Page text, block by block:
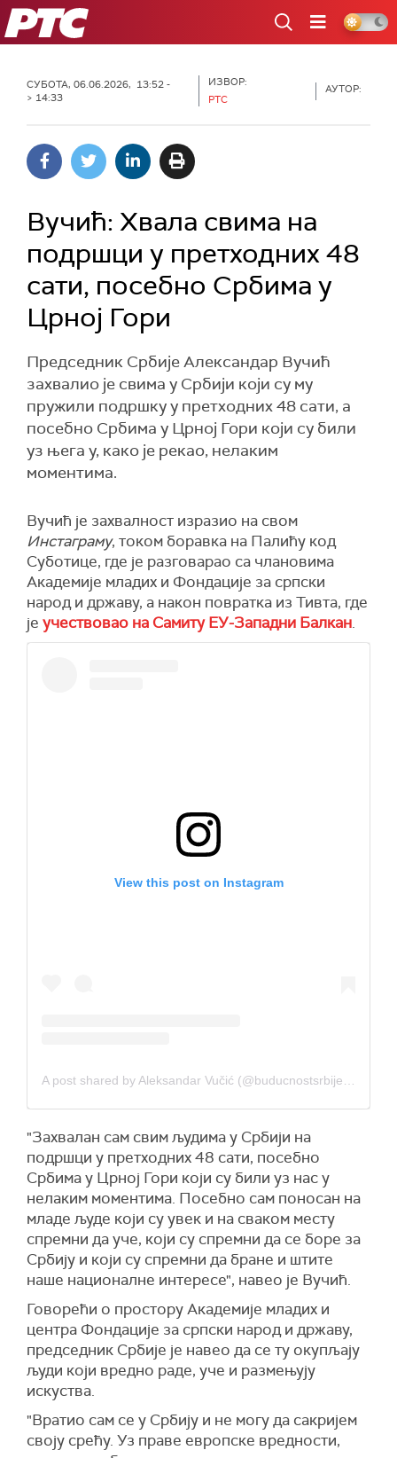
РТС
СУБОТА, 06.06.2026, 13:52 -
> 14:33
ИЗВОР:
РТС
АУТОР:
Вучић: Хвала свима на
подршци у претходних 48
сати, посебно Србима у
Црној Гори
Председник Србије Александар Вучић
захвалио је свима у Србији који су му
пружили подршку у претходних 48 сати, а
посебно Србима у Црној Гори који су били
уз њега у, како је рекао, нелаким
моментима.
Вучић је захвалност изразио на свом
Инстаграму, током боравка на Палићу код
Суботице, где је разговарао са члановима
Академије младих и Фондације за српски
народ и државу, а након повратка из Тивта, где
је учествовао на Самиту ЕУ-Западни Балкан.
View this post on Instagram
"Захвалан сам свим људима у Србији на
подршци у претходних 48 сати, посебно
Србима у Црној Гори који су били уз нас у
нелаким моментима. Посебно сам поносан на
младе људе који су увек и на сваком месту
спремни да уче, који су спремни да се боре за
Србију и који су спремни да бране и штите
наше националне интересе", навео је Вучић.
Говорећи о простору Академије младих и
центра Фондације за српски народ и државу,
председник Србије је навео да се ту окупљају
људи који вредно раде, уче и размењују
искуства.
"Вратио сам се у Србију и не могу да сакријем
своју срећу. Уз праве европске вредности,